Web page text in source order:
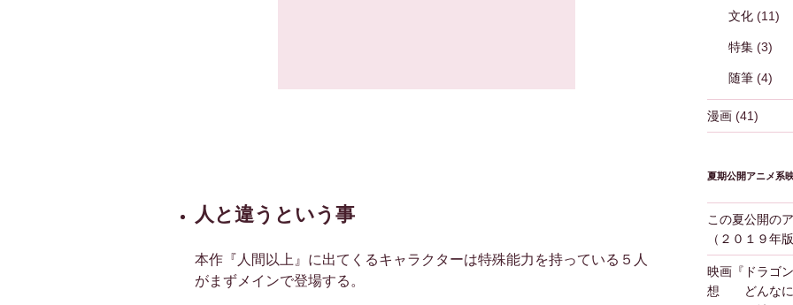
人と違うという事
本作『人間以上』に出てくるキャラクターは特殊能力を持っている５人
がまずメインで登場する。
文化(11)
特集(3)
随筆(4)
漫画(41)
夏期公開アニメ系
この夏公開の
（２０１９年
映画『ドラゴ
想 どんなに